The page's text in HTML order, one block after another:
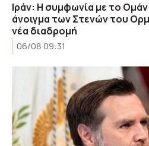
Ιράν: Η συμφωνία με το
άνοιγμα των Στενών του
νέα διαδρομή
06/08 09:31